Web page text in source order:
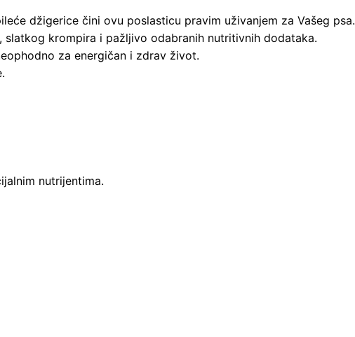
džigerice čini ovu poslasticu pravim uživanjem za Vašeg psa.
slatkog krompira i pažljivo odabranih nutritivnih dodataka.
za energičan i zdrav život.
nutrijentima.